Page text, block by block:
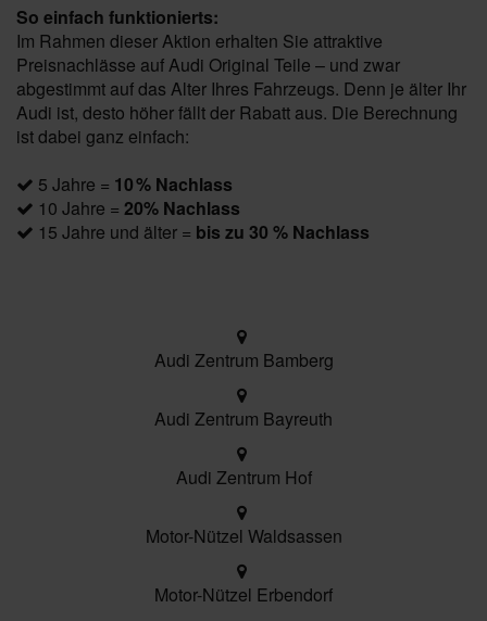
So einfach funktionierts:
Im Rahmen dieser Aktion erhalten Sie attraktive
Preisnachlässe auf Audi Original Teile – und zwar
abgestimmt auf das Alter Ihres Fahrzeugs. Denn je älter Ihr
Audi ist, desto höher fällt der Rabatt aus. Die Berechnung
ist dabei ganz einfach:
5 Jahre = 10 % Nachlass
10 Jahre = 20% Nachlass
15 Jahre und älter = bis zu 30 % Nachlass
Audi Zentrum Bamberg
Audi Zentrum Bayreuth
Audi Zentrum Hof
Motor-Nützel Waldsassen
Motor-Nützel Erbendorf